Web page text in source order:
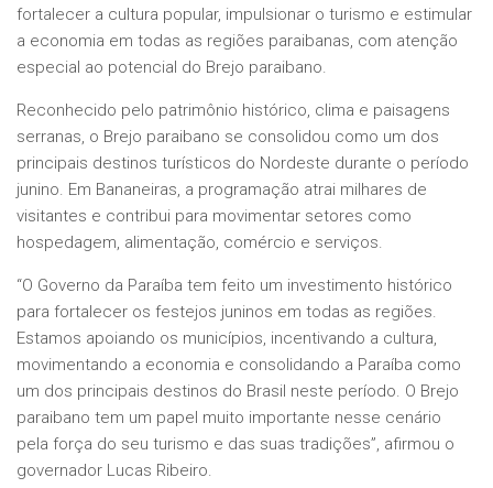
fortalecer a cultura popular, impulsionar o turismo e estimular
a economia em todas as regiões paraibanas, com atenção
especial ao potencial do Brejo paraibano.
Reconhecido pelo patrimônio histórico, clima e paisagens
serranas, o Brejo paraibano se consolidou como um dos
principais destinos turísticos do Nordeste durante o período
junino. Em Bananeiras, a programação atrai milhares de
visitantes e contribui para movimentar setores como
hospedagem, alimentação, comércio e serviços.
“O Governo da Paraíba tem feito um investimento histórico
para fortalecer os festejos juninos em todas as regiões.
Estamos apoiando os municípios, incentivando a cultura,
movimentando a economia e consolidando a Paraíba como
um dos principais destinos do Brasil neste período. O Brejo
paraibano tem um papel muito importante nesse cenário
pela força do seu turismo e das suas tradições”, afirmou o
governador Lucas Ribeiro.